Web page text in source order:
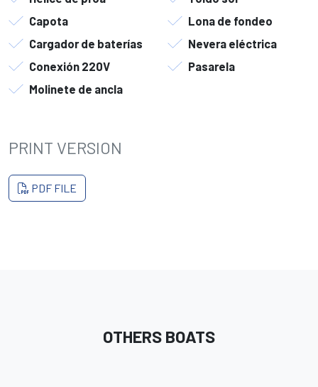
Capota
Lona de fondeo
Cargador de baterías
Nevera eléctrica
Conexión 220V
Pasarela
Molinete de ancla
PRINT VERSION
PDF FILE
OTHERS BOATS